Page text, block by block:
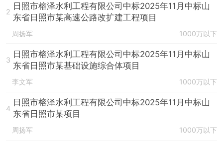
2
日照市榕泽水利工程有限公司中标2025年11月中标山
东省日照市某高速公路改扩建工程项目
周扬军 1000万以下
3
日照市榕泽水利工程有限公司中标2025年11月中标山
东省日照市某基础设施综合体项目
李文军 1000万以下
4
日照市榕泽水利工程有限公司中标2025年11月中标山
东省日照市某项目
周扬军 1000万以下